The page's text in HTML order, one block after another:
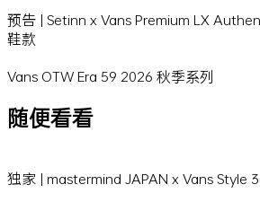
预告 | Setinn x Vans Premium LX
鞋款
Vans OTW Era 59 2026 秋季系列
随便看看
独家 | mastermind JAPAN x Vans Style